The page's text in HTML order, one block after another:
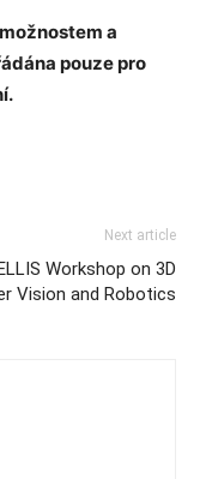
a
pouze pro
Next article
Workshop on 3D
Vision and Robotics